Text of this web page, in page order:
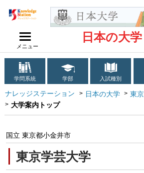
メニュー
日本の大学
学問系統 学部 入試種別
ナレッジステーション 日本の大学
東
大学案内トップ
東京学芸大学
国立 東京都小金井市